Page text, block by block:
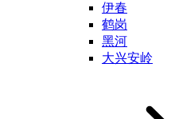
伊春
鹤岗
黑河
大兴安岭